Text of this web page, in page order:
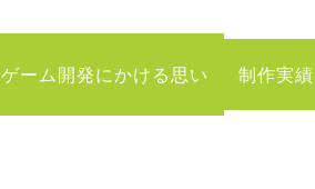
ゲーム開発にかける思い 制作実績